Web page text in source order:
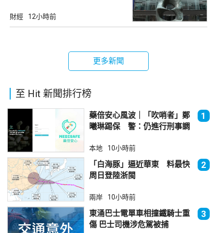
財經 12小時前
更多新聞
至 Hit 新聞排行榜
藥倍安心風波｜「吹哨者」鄭
曦琳踢保 警：仍進行刑事調
1
本地 10小時前
「白海豚」逼近華東 料最快
周日登陸浙閩
2
兩岸 10小時前
東涌巴士電單車相撞鐵騎士重
傷 巴士司機涉危駕被捕
3